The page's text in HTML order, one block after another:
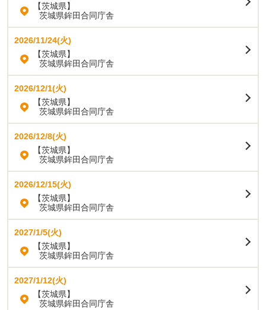
【茨城県】
茨城県鉾田合同庁舎
2026/11/24(火)
【茨城県】
茨城県鉾田合同庁舎
2026/12/1(火)
【茨城県】
茨城県鉾田合同庁舎
2026/12/8(火)
【茨城県】
茨城県鉾田合同庁舎
2026/12/15(火)
【茨城県】
茨城県鉾田合同庁舎
2027/1/5(火)
【茨城県】
茨城県鉾田合同庁舎
2027/1/12(火)
【茨城県】
茨城県鉾田合同庁舎